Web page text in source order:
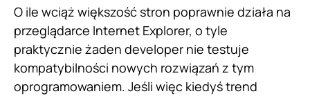
O ile wciąż większość stron poprawnie działa na
przeglądarce Internet Explorer, o tyle
praktycznie żaden developer nie testuje
kompatybilności nowych rozwiązań z tym
oprogramowaniem. Jeśli więc kiedyś trend